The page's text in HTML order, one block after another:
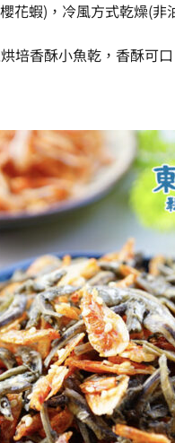
花蝦)，冷風方式乾燥(非
培香酥小魚乾，香酥可